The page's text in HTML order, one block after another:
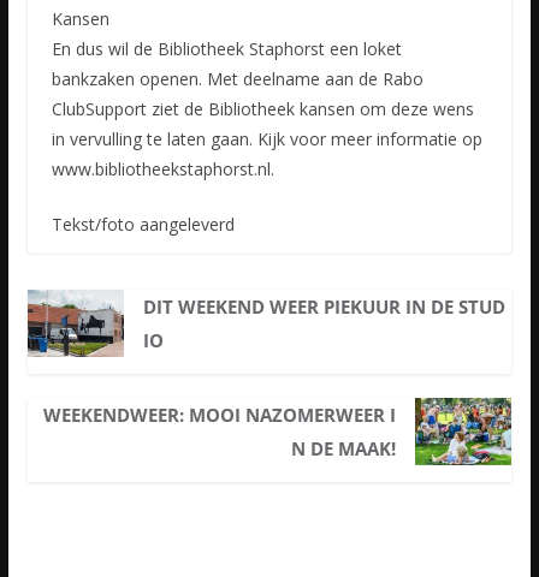
Kansen
En dus wil de Bibliotheek Staphorst een loket
bankzaken openen. Met deelname aan de Rabo
ClubSupport ziet de Bibliotheek kansen om deze wens
in vervulling te laten gaan. Kijk voor meer informatie op
www.bibliotheekstaphorst.nl.
Tekst/foto aangeleverd
DIT WEEKEND WEER PIEKUUR IN DE STUD
IO
WEEKENDWEER: MOOI NAZOMERWEER I
N DE MAAK!